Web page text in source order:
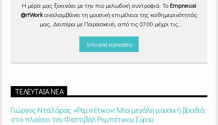
Η μέρα μας ξεκινάει με την πιο μελωδική συντροφιά. Το Empneusi
@rtWorkαναλαμβάνει τη μουσική επιμέλεια της καθημερινότητάς
μας, Δευτέρα με Παρασκευή, από τις 07.00 μέχρι τις
εναλλάσσονται αρμονικά, θυμίζοντάς μας πως δουλειά και
Καθημερινά(Δευτέρα-Παρασκευή)
Info and episodes
ΤΕΛΕΥΤΑΊΑ ΝΈΑ
Γιώργος Νταλάρας «Ρεμπέτικο»: Μια μεγάλη μουσική βραδιά
στο πλαίσιο του Φεστιβάλ Ρεμπέτικου Σύρου